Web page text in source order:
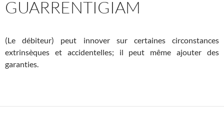
GUARRENTIGIAM
(Le débiteur) peut innover sur certaines circonstances
extrinsèques et accidentelles; il peut même ajouter des
garanties.